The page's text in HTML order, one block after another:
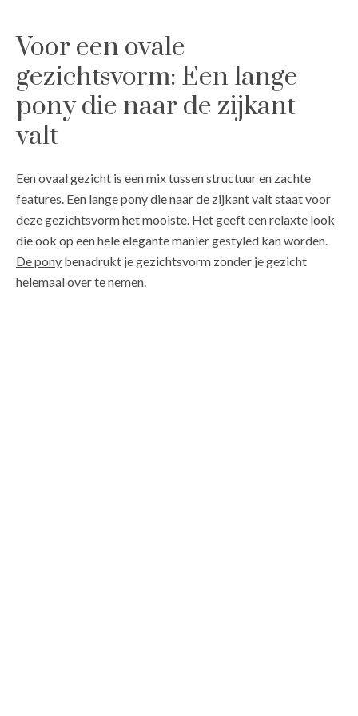
Voor een ovale
gezichtsvorm: Een lange
pony die naar de zijkant
valt
Een ovaal gezicht is een mix tussen structuur en zachte
features. Een lange pony die naar de zijkant valt staat voor
deze gezichtsvorm het mooiste. Het geeft een relaxte look
die ook op een hele elegante manier gestyled kan worden.
De pony benadrukt je gezichtsvorm zonder je gezicht
helemaal over te nemen.